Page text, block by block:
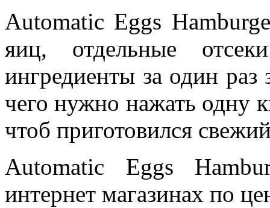
Automatic Eggs
яиц, отдельные
ингредиенты за один раз
чего нужно нажать одну
чтоб приготовился
Automatic Eggs
интернет магазинах по